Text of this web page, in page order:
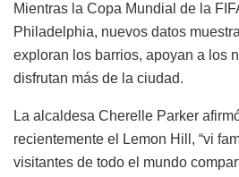
Mientras la Copa Mundial de la
Philadelphia, nuevos datos
exploran los barrios, apoyan a los
disfrutan más de la ciudad.
La alcaldesa Cherelle Parker
recientemente el Lemon Hill, “vi
visitantes de todo el mundo